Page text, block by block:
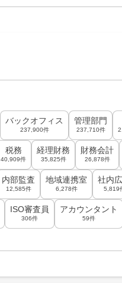
バックオフィス
237,900件
管理部門
237,710件
税務
40,909件
経理財務
35,825件
財務会計
26,878件
内部監査
12,585件
地域連携室
6,278件
社内
5,819
ISO審査員
306件
アカウンタント
59件